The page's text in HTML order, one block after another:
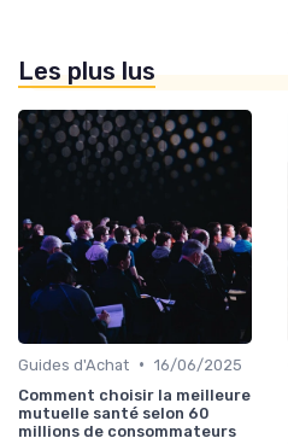
Les plus lus
Guides d'Achat • 16/06/2025
Comment choisir la meilleure
mutuelle santé selon 60
millions de consommateurs